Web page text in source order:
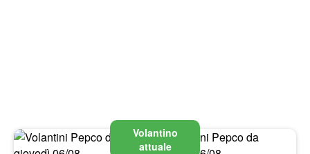
Volantino
attuale